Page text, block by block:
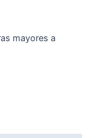
mayores a